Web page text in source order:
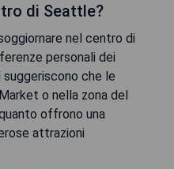
di Seattle?
nel centro di
personali dei
che le
o nella zona del
offrono una
attrazioni